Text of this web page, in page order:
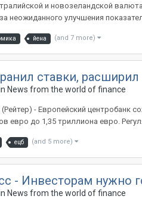
и новозеландской
неожиданного улучшения
йена (and 7 more)
ставки,
News from the world of finance
- Европейский центробанк
евро до 1,35 триллиона евро.
ецб (and 5 more)
- Инвесторам нужно
News from the world of finance